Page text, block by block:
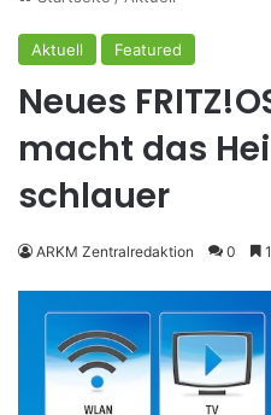
Aktuell Featured
Neues
macht das
schlauer
ARKM Zentralredaktion 0